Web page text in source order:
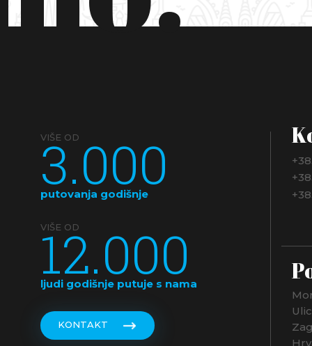
VIŠE OD
3.000
putovanja godišnje
VIŠE OD
12.000
ljudi godišnje putuje s nama
KONTAKT